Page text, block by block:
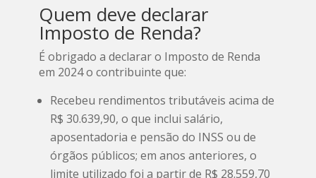
Quem deve declarar
Imposto de Renda?
É obrigado a declarar o Imposto de Renda
em 2024 o contribuinte que:
Recebeu rendimentos tributáveis acima de
R$ 30.639,90, o que inclui salário,
aposentadoria e pensão do INSS ou de
órgãos públicos; em anos anteriores, o
limite utilizado foi a partir de R$ 28.559,70